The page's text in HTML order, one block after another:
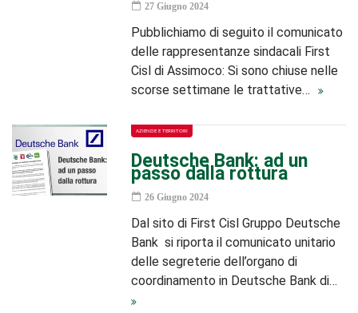
27 Giugno 2024
Pubblichiamo di seguito il comunicato
delle rappresentanze sindacali First
Cisl di Assimoco: Si sono chiuse nelle
scorse settimane le trattative…
AZIENDE E TERRITORI
Deutsche Bank: ad un
passo dalla rottura
26 Giugno 2024
Dal sito di First Cisl Gruppo Deutsche
Bank si riporta il comunicato unitario
delle segreterie dell’organo di
coordinamento in Deutsche Bank di…